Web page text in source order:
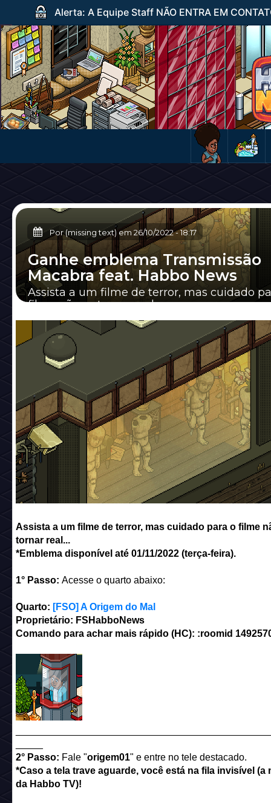
Alerta: A Equipe Staff NÃO ENTRA EM
Por (missing text) em 26/10/2022-18:17
Ganhe emblema Transmissão
Macabra feat. Habbo News
Assista a um filme de terror, mas cuidado
filme não se tornar real...
Assista a um filme de terror, mas cuidado para o filme
tornar real...
*Emblema disponível até 01/11/2022 (terça-feira).
1° Passo: Acesse o quarto abaixo:
Quarto: [FSO] A Origem do Mal
Proprietário: FSHabboNews
Comando para achar mais rápido (HC): :roomid
2° Passo: Fale "origem01" e entre no tele destacado.
*Caso a tela trave aguarde, você está na fila invisível (a
da Habbo TV)!